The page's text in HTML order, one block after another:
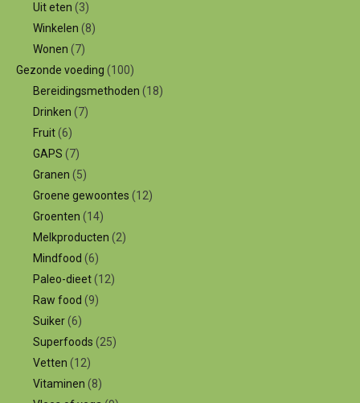
Uit eten (3)
Winkelen (8)
Wonen (7)
Gezonde voeding (100)
Bereidingsmethoden (18)
Drinken (7)
Fruit(6)
GAPS (7)
Granen (5)
Groene gewoontes (12)
Groenten (14)
Melkproducten (2)
Mindfood (6)
Paleo-dieet(12)
Raw food (9)
Suiker(6)
Superfoods (25)
Vetten (12)
Vitaminen (8)